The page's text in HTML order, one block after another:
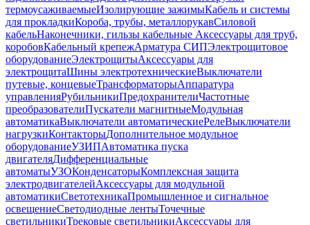
термоусаживаемыеИзолирующие зажимыКабель и системы
для прокладкиКороба, трубы, металлорукавСиловой
кабельНаконечники, гильзы кабельные Аксессуары для труб,
коробовКабельный крепежАрматура СИПЭлектрощитовое
оборудованиеЭлектрощитыАксессуары для
электрощитаШины электротехническиеВыключатели
путевые, концевыеТрансформаторыАппаратура
управленияРубильникиПредохранителиЧастотные
преобразователиПускатели магнитныеМодульная
автоматикаВыключатели автоматическиеРелеВыключатели
нагрузкиКонтакторыДополнительное модульное
оборудованиеУЗИПАвтоматика пуска
двигателяДифференциальные
автоматыУЗОКонденсаторыКомплексная защита
электродвигателейАксессуары для модульной
автоматикиСветотехникаПромышленное и сигнальное
освещениеСветодиодные лентыТочечные
светильникиТрековые светильникиАксессуары для